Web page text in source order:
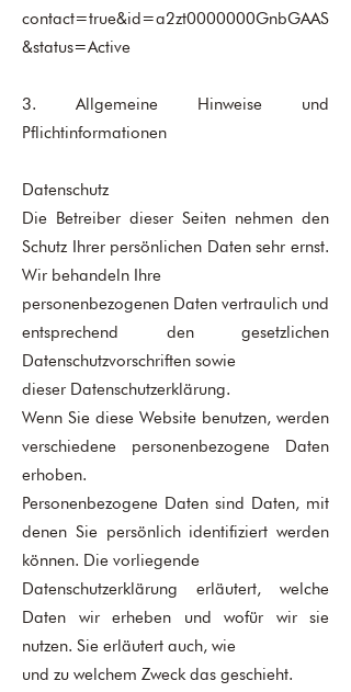
contact=true&id=a2zt0000000GnbGAAS
&status=Active
3. Allgemeine Hinweise und
Pflichtinformationen
Datenschutz
Die Betreiber dieser Seiten nehmen den
Schutz Ihrer persönlichen Daten sehr ernst.
Wir behandeln Ihre
personenbezogenen Daten vertraulich und
entsprechend den gesetzlichen
Datenschutzvorschriften sowie
dieser Datenschutzerklärung.
Wenn Sie diese Website benutzen, werden
verschiedene personenbezogene Daten
erhoben.
Personenbezogene Daten sind Daten, mit
denen Sie persönlich identifiziert werden
können. Die vorliegende
Datenschutzerklärung erläutert, welche
Daten wir erheben und wofür wir sie
nutzen. Sie erläutert auch, wie
und zu welchem Zweck das geschieht.